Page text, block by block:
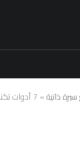
ذاتية» 7 أدوات تكنولوجية حديثة تساعدك في تصميم سيرة ذاتية مذهلة